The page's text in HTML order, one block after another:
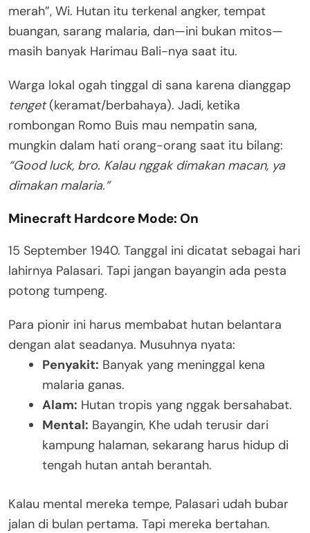
merah”, Wi. Hutan itu terkenal angker, tempat
buangan, sarang malaria, dan—ini bukan mitos—
masih banyak Harimau Bali-nya saat itu.
Warga lokal ogah tinggal di sana karena dianggap
tenget(keramat/berbahaya). Jadi, ketika
rombongan Romo Buis mau nempatin sana,
mungkin dalam hati orang-orang saat itu bilang:
“Good luck, bro. Kalau nggak dimakan macan, ya
dimakan malaria.”
Minecraft Hardcore Mode: On
15 September 1940. Tanggal ini dicatat sebagai hari
lahirnya Palasari. Tapi jangan bayangin ada pesta
potong tumpeng.
Para pionir ini harus membabat hutan belantara
dengan alat seadanya. Musuhnya nyata:
Penyakit: Banyak yang meninggal kena
malaria ganas.
Alam: Hutan tropis yang nggak bersahabat.
Mental: Bayangin, Khe udah terusir dari
kampung halaman, sekarang harus hidup di
tengah hutan antah berantah.
Kalau mental mereka tempe, Palasari udah bubar
jalan di bulan pertama. Tapi mereka bertahan.